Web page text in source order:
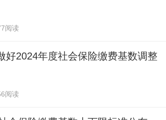
阅读
好2024年度社会保险缴费基数调整
阅读